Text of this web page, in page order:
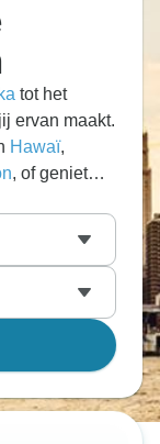
tot het
ervan maakt.
Hawaï,
, of geniet
avontuur